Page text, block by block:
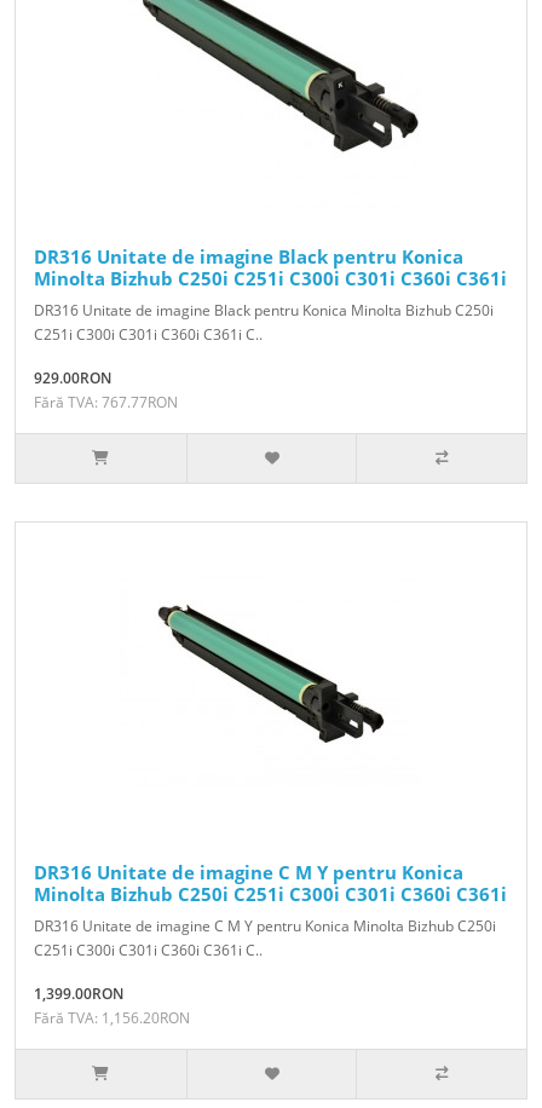
DR316 Unitate de imagine Black pentru Konica
Minolta Bizhub C250i C251i C300i C301i C360i C361i
DR316 Unitate de imagine Black pentru Konica Minolta Bizhub C250i
C251i C300i C301i C360i C361i C..
929.00RON
Fără TVA: 767.77RON
DR316 Unitate de imagine C M Y pentru Konica
Minolta Bizhub C250i C251i C300i C301i C360i C361i
DR316 Unitate de imagine C M Y pentru Konica Minolta Bizhub C250i
C251i C300i C301i C360i C361i C..
1,399.00RON
Fără TVA: 1,156.20RON